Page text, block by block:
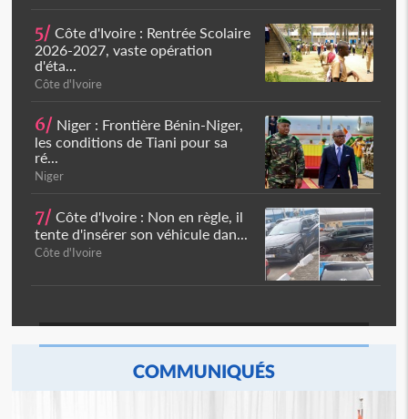
5/ Côte d'Ivoire : Rentrée Scolaire
2026-2027, vaste opération
d'éta...
Côte d'Ivoire
6/ Niger : Frontière Bénin-Niger,
les conditions de Tiani pour sa
ré...
Niger
7/ Côte d'Ivoire : Non en règle, il
tente d'insérer son véhicule dan...
Côte d'Ivoire
COMMUNIQUÉS